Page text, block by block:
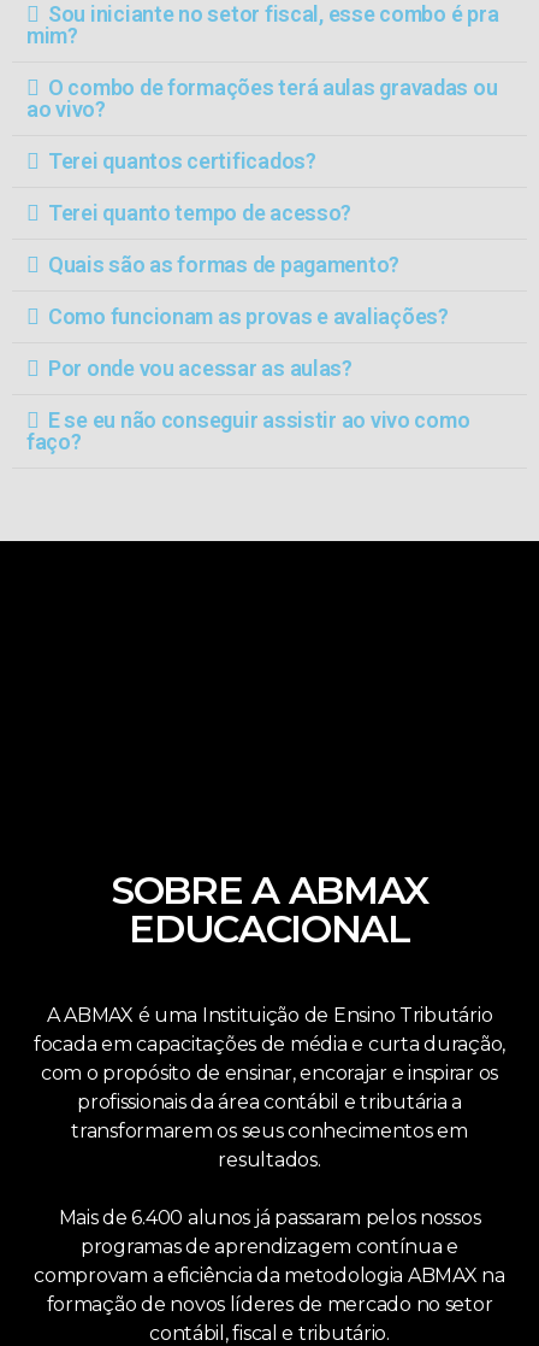
Sou iniciante no setor fiscal, esse combo é pra
mim?
O combo de formações terá aulas gravadas ou
ao vivo?
Terei quantos certificados?
Terei quanto tempo de acesso?
Quais são as formas de pagamento?
Como funcionam as provas e avaliações?
Por onde vou acessar as aulas?
E se eu não conseguir assistir ao vivo como
faço?
SOBRE A ABMAX
EDUCACIONAL
A ABMAX é uma Instituição de Ensino Tributário
focada em capacitações de média e curta duração,
com o propósito de ensinar, encorajar e inspirar os
profissionais da área contábil e tributária a
transformarem os seus conhecimentos em
resultados.
Mais de 6.400 alunos já passaram pelos nossos
programas de aprendizagem contínua e
comprovam a eficiência da metodologia ABMAX na
formação de novos líderes de mercado no setor
contábil, fiscal e tributário.